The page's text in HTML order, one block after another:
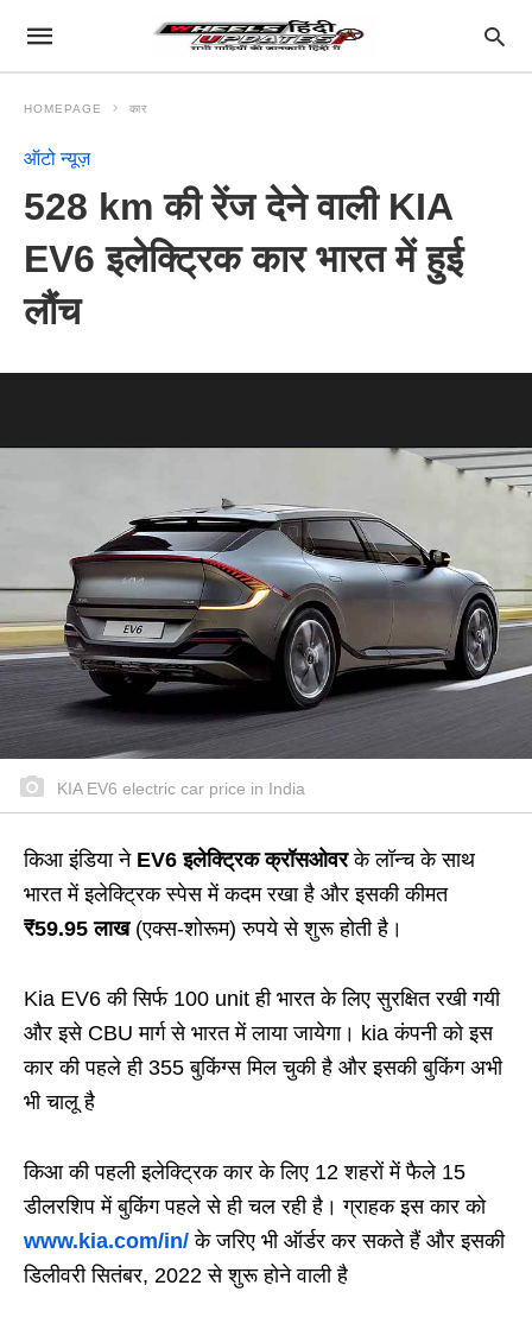
HOMEPAGE कार
ऑटो न्यूज़
528 km की रेंज देने वाली KIA
EV6 इलेक्ट्रिक कार भारत में हुई
लौंच
KIA EV6 electric car price in India
किआ इंडिया ने EV6 इलेक्ट्रिक क्रॉसओवरके लॉन्च के साथ
भारत में इलेक्ट्रिक स्पेस में कदम रखा है और इसकी कीमत
₹59.95 लाख (एक्स-शोरूम) रुपये से शुरू होती है।
Kia EV6 की सिर्फ 100 unit ही भारत के लिए सुरक्षित रखी गयी
और इसे CBU मार्ग से भारत में लाया जायेगा। kia कंपनी को इस
कार की पहले ही 355 बुकिंग्स मिल चुकी है और इसकी बुकिंग अभी
भी चालू है
किआ की पहली इलेक्ट्रिक कार के लिए 12 शहरों में फैले 15
डीलरशिप में बुकिंग पहले से ही चल रही है। ग्राहक इस कार को
www.kia.com/in/ के जरिए भी ऑर्डर कर सकते हैं और इसकी
डिलीवरी सितंबर, 2022 से शुरू होने वाली है